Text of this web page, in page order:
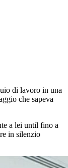
di lavoro in una
che sapeva
a lei until fino a
in silenzio